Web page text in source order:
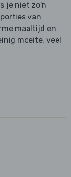
je niet zo'n
van
maaltijd en
moeite, veel